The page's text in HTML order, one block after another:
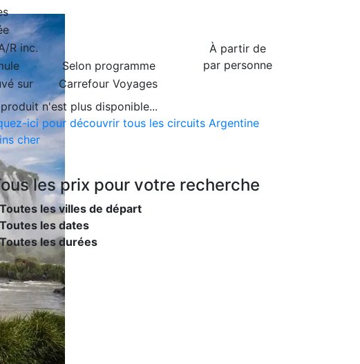
À partir de
par personne
R inc.
Selon programme
sur
Carrefour Voyages
n'est plus disponible...
ici pour découvrir tous les circuits Argentine
cher
les prix pour votre recherche
Toutes les villes de départ
Toutes les dates
Toutes les durées